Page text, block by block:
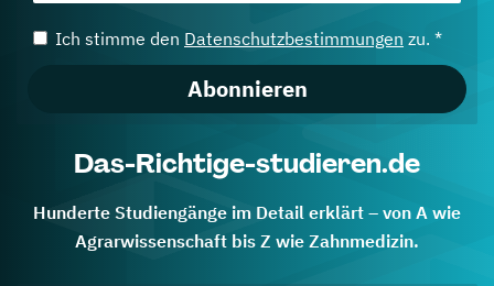
Ich stimme den Datenschutzbestimmungen zu. *
Abonnieren
Das-Richtige-studieren.de
Hunderte Studiengänge im Detail erklärt – von A wie
Agrarwissenschaft bis Z wie Zahnmedizin.